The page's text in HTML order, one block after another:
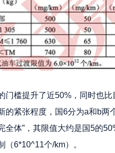
槛提升了近50%，同时也
的紧张程度，国6分为a和b
全体”，其限值大约是国5的
（6*10^11个/km）。